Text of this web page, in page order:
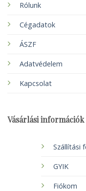
Rólunk
Cégadatok
ÁSZF
Adatvédelem
Kapcsolat
Vásárlási információk
Szállítási
GYIK
Fiókom